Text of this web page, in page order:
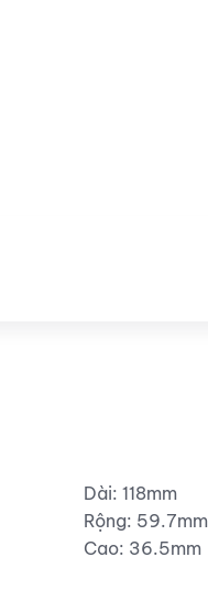
Dài: 118mm
Rộng: 59.7mm
Cao: 36.5mm